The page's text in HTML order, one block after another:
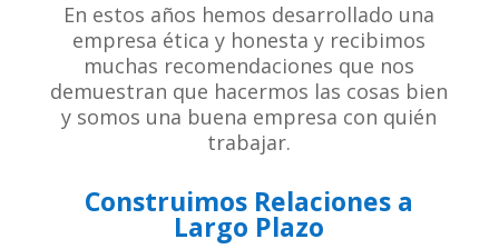
En estos años hemos desarrollado una
empresa ética y honesta y recibimos
muchas recomendaciones que nos
demuestran que hacermos las cosas bien
y somos una buena empresa con quién
trabajar.
Construimos Relaciones a
Largo Plazo